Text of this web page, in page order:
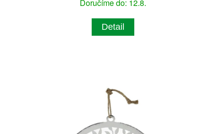
Doručíme do: 12.8.
Detail